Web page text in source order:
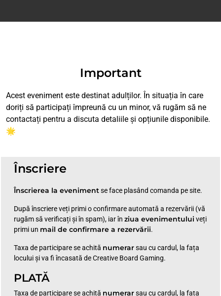
Important
Acest eveniment este destinat adulților. În situația în care
doriți să participați împreună cu un minor, vă rugăm să ne
contactați pentru a discuta detaliile și opțiunile disponibile.
🌟
Înscriere
Înscrierea la evenimentse face plasând comanda pe site.
După înscriere veți primi o confirmare automată a rezervării (vă
rugăm să verificați și în spam), iar în ziua evenimentului veți
primi un mail de confirmare a rezervării.
Taxa de participare se achită numerarsau cu cardul, la fața
locului și va fi încasată de Creative Board Gaming.
PLATĂ
Taxa de participare se achită numerarsau cu cardul, la fața